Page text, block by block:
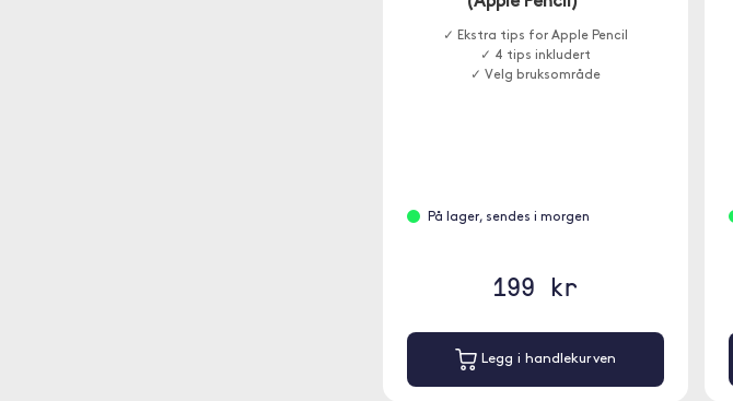
✓ Ekstra tips for Apple Pencil
✓ 4 tips inkludert
✓ Velg bruksområde
På lager, sendes i morgen
199 kr
Legg i handlekurven